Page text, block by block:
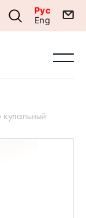
Рус
Eng